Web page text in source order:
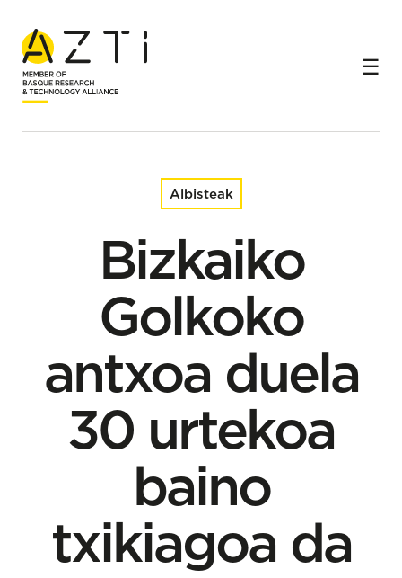
Hasiera Albisteak
Bizkaiko Golkoko antxoa duela 30 urtekoa baino
txikiagoa da
Albisteak
Bizkaiko
Golkoko
antxoa duela
30 urtekoa
baino
txikiagoa da